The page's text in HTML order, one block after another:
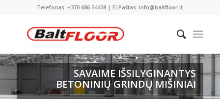
Telefonas: +370 686 34438 | El.Paštas: info@baltfloor.lt
SAVAIME IŠSILYGINANTYS
BETONINIŲ GRINDŲ MIŠINIAI